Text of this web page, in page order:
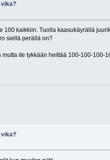
vika?
kaikkiin. Tuolla kaasukäyrällä
siellä perällä on?
ite tykkään heittää 100-100-
vika?